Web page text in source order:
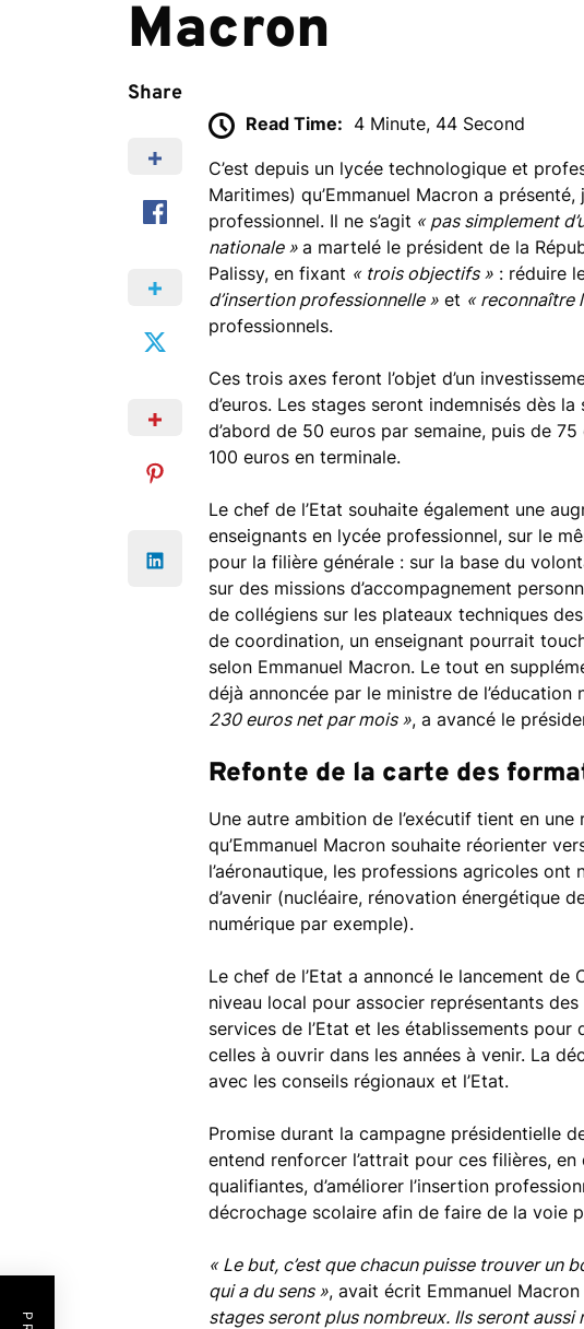
Macron
Share
Read Time: 4 Minute, 44 Second
C’est depuis un lycée technologique et
Maritimes) qu’Emmanuel Macron a
professionnel. Il ne s’agit « pas simplement
nationale »a martelé le président de la
Palissy, en fixant « trois objectifs » : réduire
d’insertion professionnelle » et « reconnaître
professionnels.
Ces trois axes feront l’objet d’un
d’euros. Les stages seront indemnisés dès
d’abord de 50 euros par semaine, puis de
100 euros en terminale.
Le chef de l’Etat souhaite également une
enseignants en lycée professionnel, sur le
pour la filière générale : sur la base du
sur des missions d’accompagnement
de collégiens sur les plateaux techniques
de coordination, un enseignant pourrait
selon Emmanuel Macron. Le tout en
déjà annoncée par le ministre de l’éducation
230 euros net par mois », a avancé le
Refonte de la carte des
Une autre ambition de l’exécutif tient en
qu’Emmanuel Macron souhaite réorienter
l’aéronautique, les professions agricoles
d’avenir (nucléaire, rénovation énergétique
numérique par exemple).
Le chef de l’Etat a annoncé le lancement
niveau local pour associer représentants
services de l’Etat et les établissements
celles à ouvrir dans les années à venir. La
avec les conseils régionaux et l’Etat.
Promise durant la campagne présidentielle
entend renforcer l’attrait pour ces filières,
qualifiantes, d’améliorer l’insertion
décrochage scolaire afin de faire de la voie
« Le but, c’est que chacun puisse trouver un
qui a du sens », avait écrit Emmanuel
stages seront plus nombreux. Ils seront